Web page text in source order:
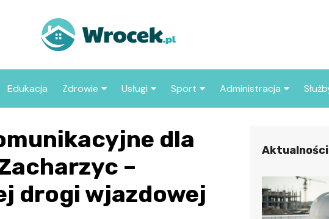
Edukacja Zdrowie
Sklep medyczny
Apteka
Usługi
Klub
Taxi
Stacja paliw
Sport
Klub piłkarski
sportowe
Administracja
Urząd miasta
Policja
dla
–
drogi wjazdowej
Aktualności